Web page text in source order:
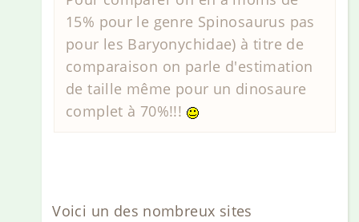
15% pour le genre Spinosaurus pas
pour les Baryonychidae) à titre de
comparaison on parle d'estimation
de taille même pour un dinosaure
complet à 70%!!!
Voici un des nombreux sites